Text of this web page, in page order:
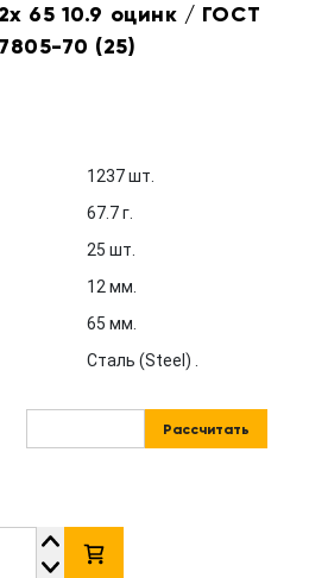
65 10.9 оцинк / ГОСТ
70 (25)
1237 шт.
67.7 г.
25 шт.
12 мм.
65 мм.
Сталь (Steel) .
Рассчитать